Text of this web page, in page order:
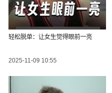
轻松脱单：让女生觉得眼前一亮
2025-11-09 10:55